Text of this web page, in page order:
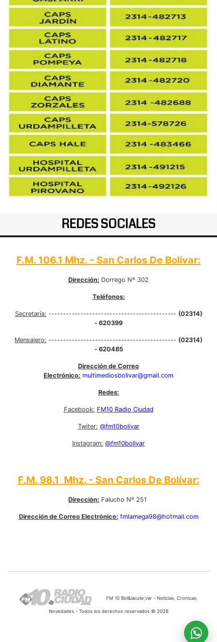
REDES SOCIALES
F.M. 106.1 Mhz. - San Carlos De Bolívar:
Dirección: Dorrego Nº 302
Teléfonos:
Secretaría: -------------------------------------------- (02314)
- 620399
Mensajero: -------------------------------------------- (02314)
- 620485
Dirección de Correo
Electrónico: multimediosbolivar@gmail.com
Redes:
Facebook: FM10 Radio Ciudad
Twiter: @fm10bolivar
Instagram: @fm10bolivar
F.M. 98.1 Mhz. - San Carlos De Bolívar:
Dirección: Falucho Nº 251
Dirección de Correo Electrónico: fmlamega98@hotmail.com
FM 10 Bol&iacute;var - Noticias, Cronicas,
Novedades - Todos los derechos reservados © 2026